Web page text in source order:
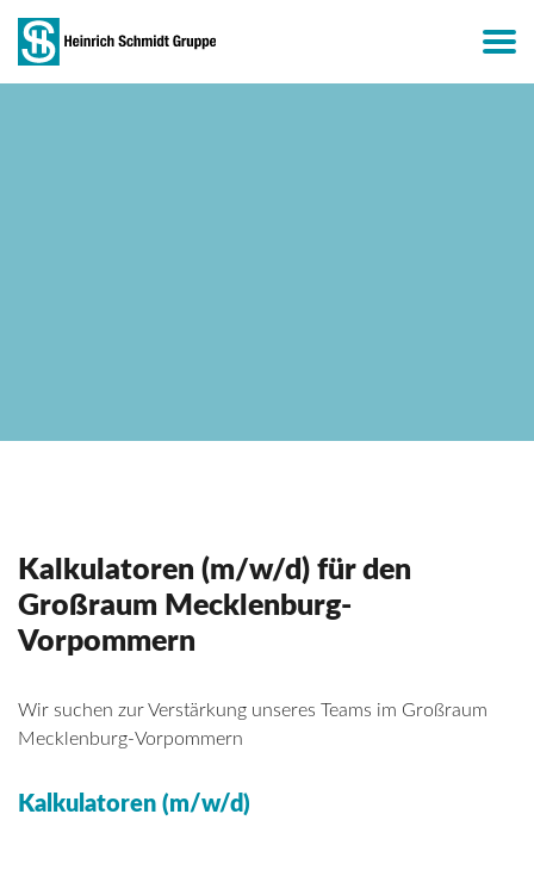
Kalkulatoren (m/w/d) für den
Großraum Mecklenburg-
Vorpommern
Wir suchen zur Verstärkung unseres Teams im Großraum
Mecklenburg-Vorpommern
Kalkulatoren (m/w/d)